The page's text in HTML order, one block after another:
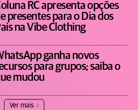
RC apresenta opções
presentes para o Dia dos
na Vibe Clothing
ganha novos
para grupos; saiba o
mudou
Ver mais